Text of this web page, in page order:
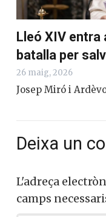
Lleó XIV entra
batalla per
26 maig, 2026
Josep Miró i
Deixa un
L'adreça
camps